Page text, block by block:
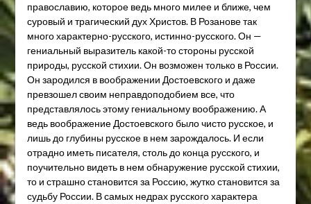
православию, которое ведь много милее и ближе, чем
суровый и трагический дух Христов. В Розанове так
много характерно-русского, истинно-русского. Он —
гениальный выразитель какой-то стороны русской
природы, русской стихии. Он возможен только в России.
Он зародился в воображении Достоевского и даже
превзошел своим неправдоподобием все, что
представлялось этому гениальному воображению. А
ведь воображение Достоевского было чисто русское, и
лишь до глубины русское в нем зарождалось. И если
отрадно иметь писателя, столь до конца русского, и
поучительно видеть в нем обнаружение русской стихии,
то и страшно становится за Россию, жутко становится за
судьбу России. В самых недрах русского характера